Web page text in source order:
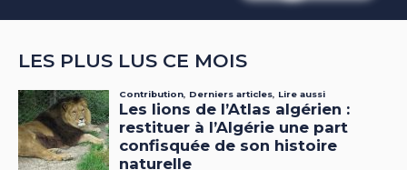
LES PLUS LUS CE MOIS